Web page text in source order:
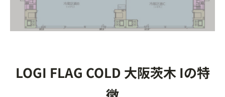
LOGI FLAG COLD 大阪茨木 Iの特